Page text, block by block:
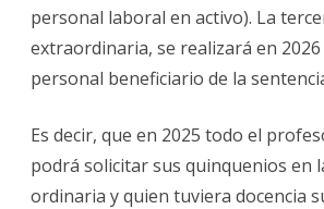
personal laboral en activo). La
extraordinaria, se realizará en
personal beneficiario de la
Es decir, que en 2025 todo el
podrá solicitar sus quinquenios en
ordinaria y quien tuviera docencia